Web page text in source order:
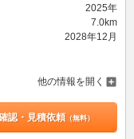
2025年
7.0km
2028年12月
他の情報を開く
認・見積依頼（無料）